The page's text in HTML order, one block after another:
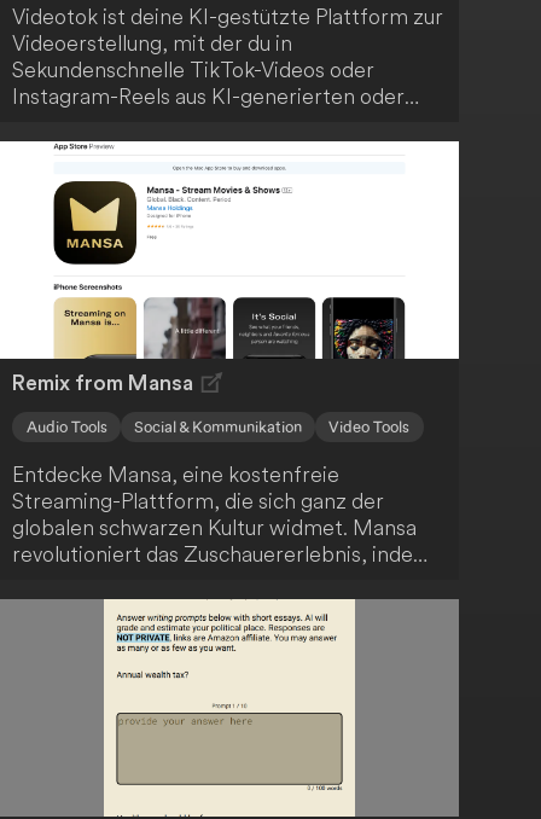
Videotok ist deine KI-gestützte Plattform zur
Videoerstellung, mit der du in
Sekundenschnelle TikTok-Videos oder
Instagram-Reels aus KI-generierten oder
professionelle Bearbeitungsfähigkeiten zu
benötigen. Die Nutzung dieser
benutzerfreundlichen Plattform ist einfach
und intuitiv.
Remix from Mansa
Audio Tools Social & Kommunikation Video Tools
Entdecke Mansa, eine kostenfreie
Streaming-Plattform, die sich ganz der
globalen schwarzen Kultur widmet. Mansa
revolutioniert das Zuschauererlebnis, indem
Du kannst sogar ausgewählte Titel nach
deinen Vorstellungen neu gestalten - ein
einzigartiges Erlebnis!